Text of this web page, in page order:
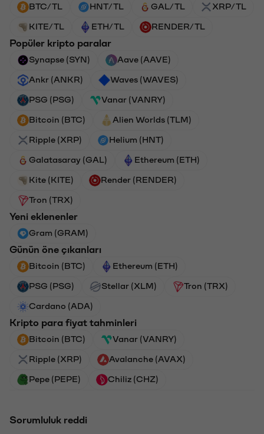
BTC/TL HNT/TL GAL/TL XRP/TL
KITE/TL ETH/TL RENDER/TL
Popüler kripto paralar
Synapse (SYN) Aave (AAVE)
Ankr (ANKR) Waves (WAVES)
PSG (PSG) Vanar (VANRY)
Bitcoin (BTC) Alien Worlds (TLM)
Ripple (XRP) Helium (HNT)
Galatasaray (GAL) Ethereum (ETH)
Kite (KITE) Render (RENDER)
Tron (TRX)
Yeni eklenenler
Gram (GRAM)
Günün öne çıkanları
Bitcoin (BTC) Ethereum (ETH)
PSG (PSG) Stellar (XLM) Tron (TRX)
Cardano (ADA)
Kripto para fiyat tahminleri
Bitcoin (BTC) Vanar (VANRY)
Ripple (XRP) Avalanche (AVAX)
Pepe (PEPE) Chiliz (CHZ)
Sorumluluk reddi